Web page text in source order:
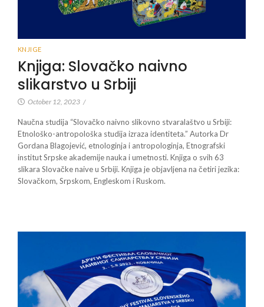
KNJIGE
Knjiga: Slovačko naivno
slikarstvo u Srbiji
October 12, 2023 /
Naučna studija “Slovačko naivno slikovno stvaralaštvo u Srbiji:
Etnološko-antropološka studija izraza identiteta.” Autorka Dr
Gordana Blagojević, etnologinja i antropologinja, Etnografski
institut Srpske akademije nauka i umetnosti. Knjiga o svih 63
slikara Slovačke naive u Srbiji. Knjiga je objavljena na četiri jezika:
Slovačkom, Srpskom, Engleskom i Ruskom.